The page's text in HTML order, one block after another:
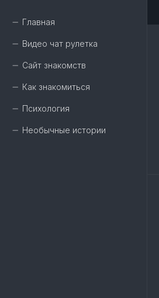
Главная
Видео чат рулетка
Сайт знакомств
Как знакомиться
Психология
Необычные истории